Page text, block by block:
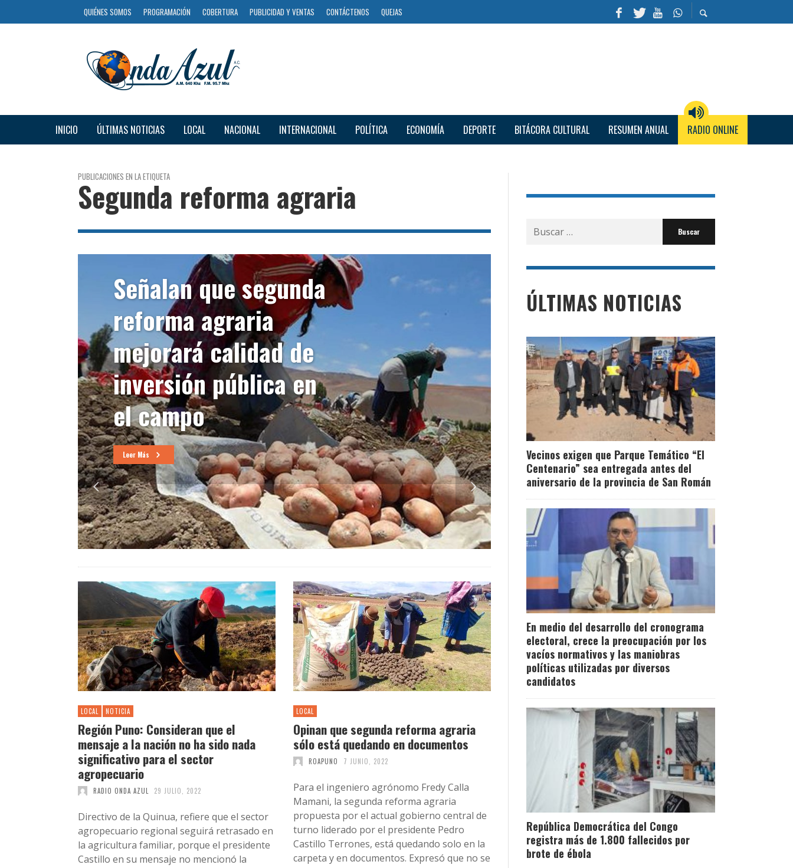
QUIÉNES SOMOS PROGRAMACIÓN COBERTURA PUBLICIDAD Y VENTAS CONTÁCTENOS QUEJAS
INICIO ÚLTIMAS NOTICIAS LOCAL NACIONAL INTERNACIONAL POLÍTICA ECONOMÍA DEPORTE BITÁCORA CULTURAL RESUMEN ANUAL RADIO ONLINE
PUBLICACIONES EN LA ETIQUETA
Segunda reforma agraria
Señalan que segunda
reforma agraria
mejorará calidad de
inversión pública en
el campo
Leer Más
Segunda reforma
agraria apuntará al
desarrollo integral de
las zonas rurales
Leer Más
LOCAL NOTICIA
Región Puno: Consideran que el
mensaje a la nación no ha sido nada
significativo para el sector
agropecuario
RADIO ONDA AZUL 29 JULIO, 2022
Directivo de la Quinua, refiere que el sector
agropecuario regional seguirá retrasado en
la agricultura familiar, porque el presidente
Castillo en su mensaje no mencionó la
LOCAL
Opinan que segunda reforma agraria
sólo está quedando en documentos
ROAPUNO 7 JUNIO, 2022
Para el ingeniero agrónomo Fredy Calla
Mamani, la segunda reforma agraria
propuesta por el actual gobierno central de
turno liderado por el presidente Pedro
Castillo Terrones, está quedando solo en la
carpeta y en documentos. Expresó que no se
Buscar
por:
ÚLTIMAS NOTICIAS
Vecinos exigen que Parque Temático “El
Centenario” sea entregada antes del
aniversario de la provincia de San Román
En medio del desarrollo del cronograma
electoral, crece la preocupación por los
vacíos normativos y las maniobras
políticas utilizadas por diversos
candidatos
República Democrática del Congo
registra más de 1.800 fallecidos por
brote de ébola